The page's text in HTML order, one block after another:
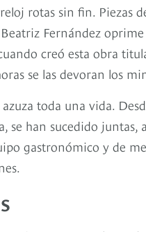
rotas sin fin. Piezas
Fernández
creó esta obra
se las devoran los
toda una vida.
han sucedido juntas,
gastronómico y de